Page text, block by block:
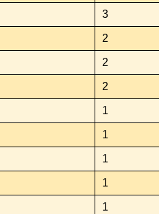
3
2
2
2
1
1
1
1
1